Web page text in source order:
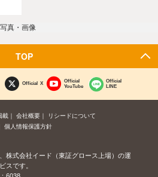
写真・画像
TOP
Official X
Official
YouTube
Official
LINE
載 会社概要
リシードについて
個人情報保護方針
株式会社イード（東証グロース上場）の運
スです。